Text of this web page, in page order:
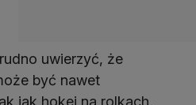
uwierzyć, że
być nawet
jak hokej na rolkach,